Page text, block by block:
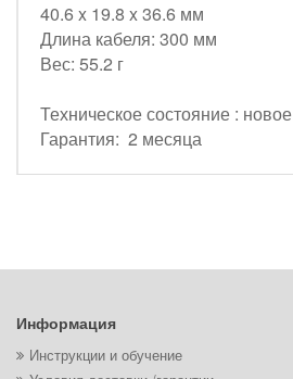
40.6 x 19.8 x 36.6 мм
Длина кабеля: 300 мм
Вес: 55.2 г
Техническое состояние : новое
Гарантия: 2 месяца
Информация
Инструкции и обучение